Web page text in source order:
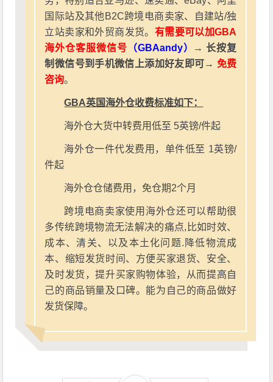
国际站及其他B2C跨境电商卖家、自建站/独
立站卖家和外贸商发货。 有需要可以加GBA
海外仓客服微信号 （GBAandy）
→ 长按复
制微信号到手机微信上添加好友即可→ 免费
咨询。
GBA英国海外仓收费标准如下：
海外仓大货中转费用低至 5英镑/件起
海外仓一件代发费用，单件低至 1英镑/
件起
海外仓仓储费用，免仓期2个月
跨境电商卖家使用海外仓还可以帮助很
多传统跨境物流无法解决的痛点,比如时效、
成本、清关、以及本土化问题.降低物流成
本、缩短发货时间、方便买家退货、安全、
及时发货，提升买家购物体验，从而提高自
己的商品销量及口碑。能为自己的商品做好
发货保障。